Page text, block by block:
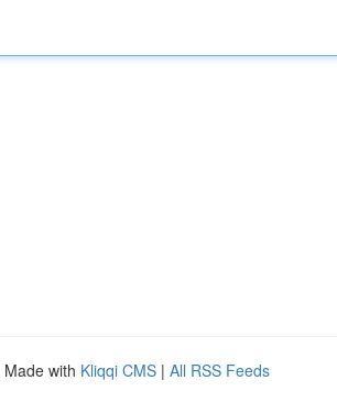
Made with Kliqqi CMS | All RSS Feeds